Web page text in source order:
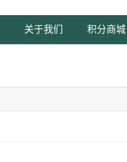
关于我们 积分商城